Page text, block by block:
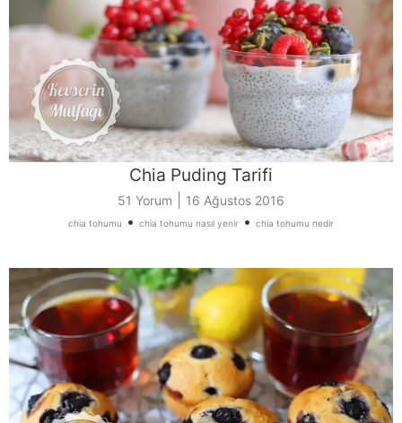
Chia Puding Tarifi
51 Yorum 16 Ağustos 2016
chia tohumu • chia tohumu nasıl yenir • chia tohumu nedir